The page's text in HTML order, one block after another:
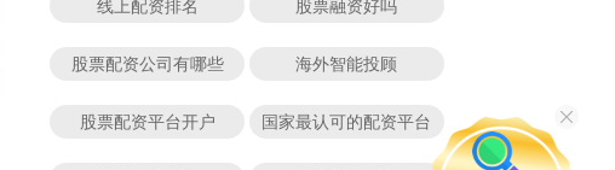
线上配资排名 股票融资好吗
股票配资公司有哪些 海外智能投顾
股票配资平台开户 国家最认可的配资平台